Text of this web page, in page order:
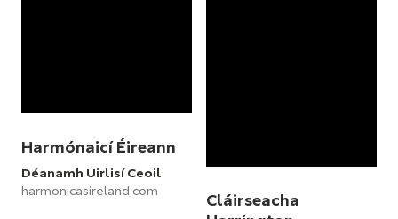
Harmónaicí Éireann
Déanamh Uirlisí Ceoil
harmonicasireland.com
Cláirseacha